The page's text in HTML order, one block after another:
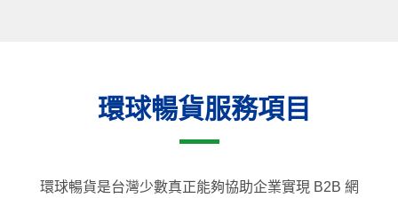
環球暢貨服務項目
環球暢貨是台灣少數真正能夠協助企業實現 B2B 網